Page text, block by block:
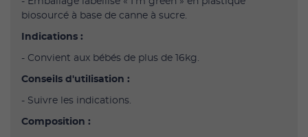
biosourcé à base de canne à sucre.
Indications :
- Convient aux bébés de plus de 16kg.
Conseils d'utilisation :
- Suivre les indications.
Composition :